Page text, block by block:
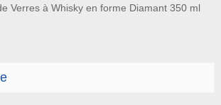
Verres à Whisky en forme Diamant 350 ml